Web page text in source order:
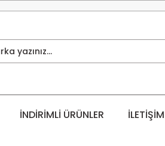
İNDİRİMLİ ÜRÜNLER İLETİŞİM